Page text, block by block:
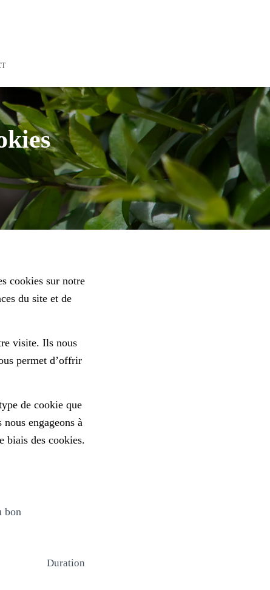
cookies sur notre
du site et de
visite. Ils nous
permet d’offrir
de cookie que
engageons à
biais des cookies.
bon
Duration